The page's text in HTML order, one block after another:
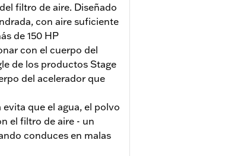
filtro de aire. Diseñado
con aire suficiente
de 150 HP
con el cuerpo del
de los productos Stage
del acelerador que
que el agua, el polvo
el filtro de aire - un
conduces en malas